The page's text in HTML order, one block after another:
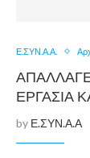
Ε.ΣΥΝ.Α.Α.
ΕΡΓΑΣΊΑ
by Ε.ΣΥΝ.Α.Α